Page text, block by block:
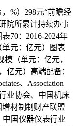
%）298元“前瞻经
院所累计持续办事
70：2016-2024年
元：亿元）图表
模（单元：亿元，
亿元）高端配备：
、Association
业协会、中国机床
材制制财产联盟
中国仪器仪表行业